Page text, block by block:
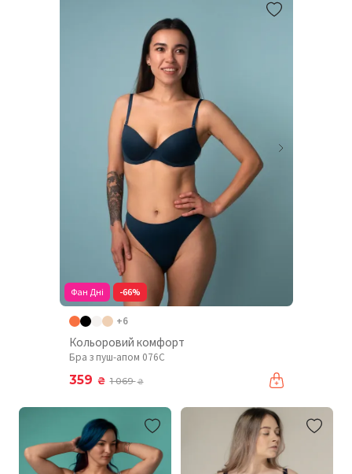
Фан Дні -66%
+6
Кольоровий комфорт
Бра з пуш-апом 076C
359 ₴ 1 069₴